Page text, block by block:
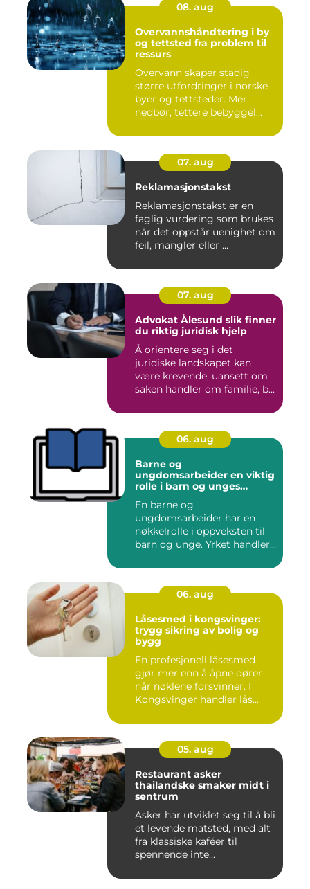
08. aug
Overvannshåndtering i by
og tettsted fra problem til
ressurs
Overvann skaper stadig
større utfordringer i norske
byer og tettsteder. Mer
nedbør, tettere bebyggel...
07. aug
Reklamasjonstakst
Reklamasjonstakst er en
faglig vurdering som brukes
når det oppstår uenighet om
feil, mangler eller ...
07. aug
Advokat Ålesund slik finner
du riktig juridisk hjelp
Å orientere seg i det
juridiske landskapet kan
være krevende, uansett om
saken handler om familie, b...
06. aug
Barne og
ungdomsarbeider en viktig
rolle i barn og unges
En barne og
ungdomsarbeider har en
nøkkelrolle i oppveksten til
barn og unge. Yrket handler
06. aug
Låsesmed i kongsvinger:
trygg sikring av bolig og
bygg
En profesjonell låsesmed
gjør mer enn å åpne dører
når nøklene forsvinner. I
Kongsvinger handler lås...
05. aug
Restaurant asker
thailandske smaker midt i
sentrum
Asker har utviklet seg til å bli
et levende matsted, med alt
fra klassiske kaféer til
spennende inte...